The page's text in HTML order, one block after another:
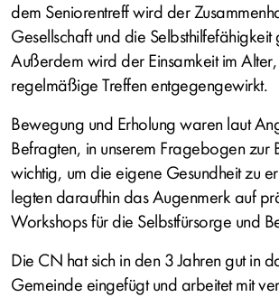
dem Seniorentreff wird der
Gesellschaft und die Selbsthilfefähigkeit
Außerdem wird der Einsamkeit im
regelmäßige Treffen entgegengewirkt.
Bewegung und Erholung waren laut
Befragten, in unserem Fragebogen zur
wichtig, um die eigene Gesundheit zu
legten daraufhin das Augenmerk auf
Workshops für die Selbstfürsorge und
Die CN hat sich in den 3 Jahren gut in
Gemeinde eingefügt und arbeitet mit